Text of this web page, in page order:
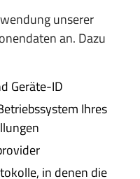
unserer
an. Dazu
Geräte-ID
Ihres
in denen die